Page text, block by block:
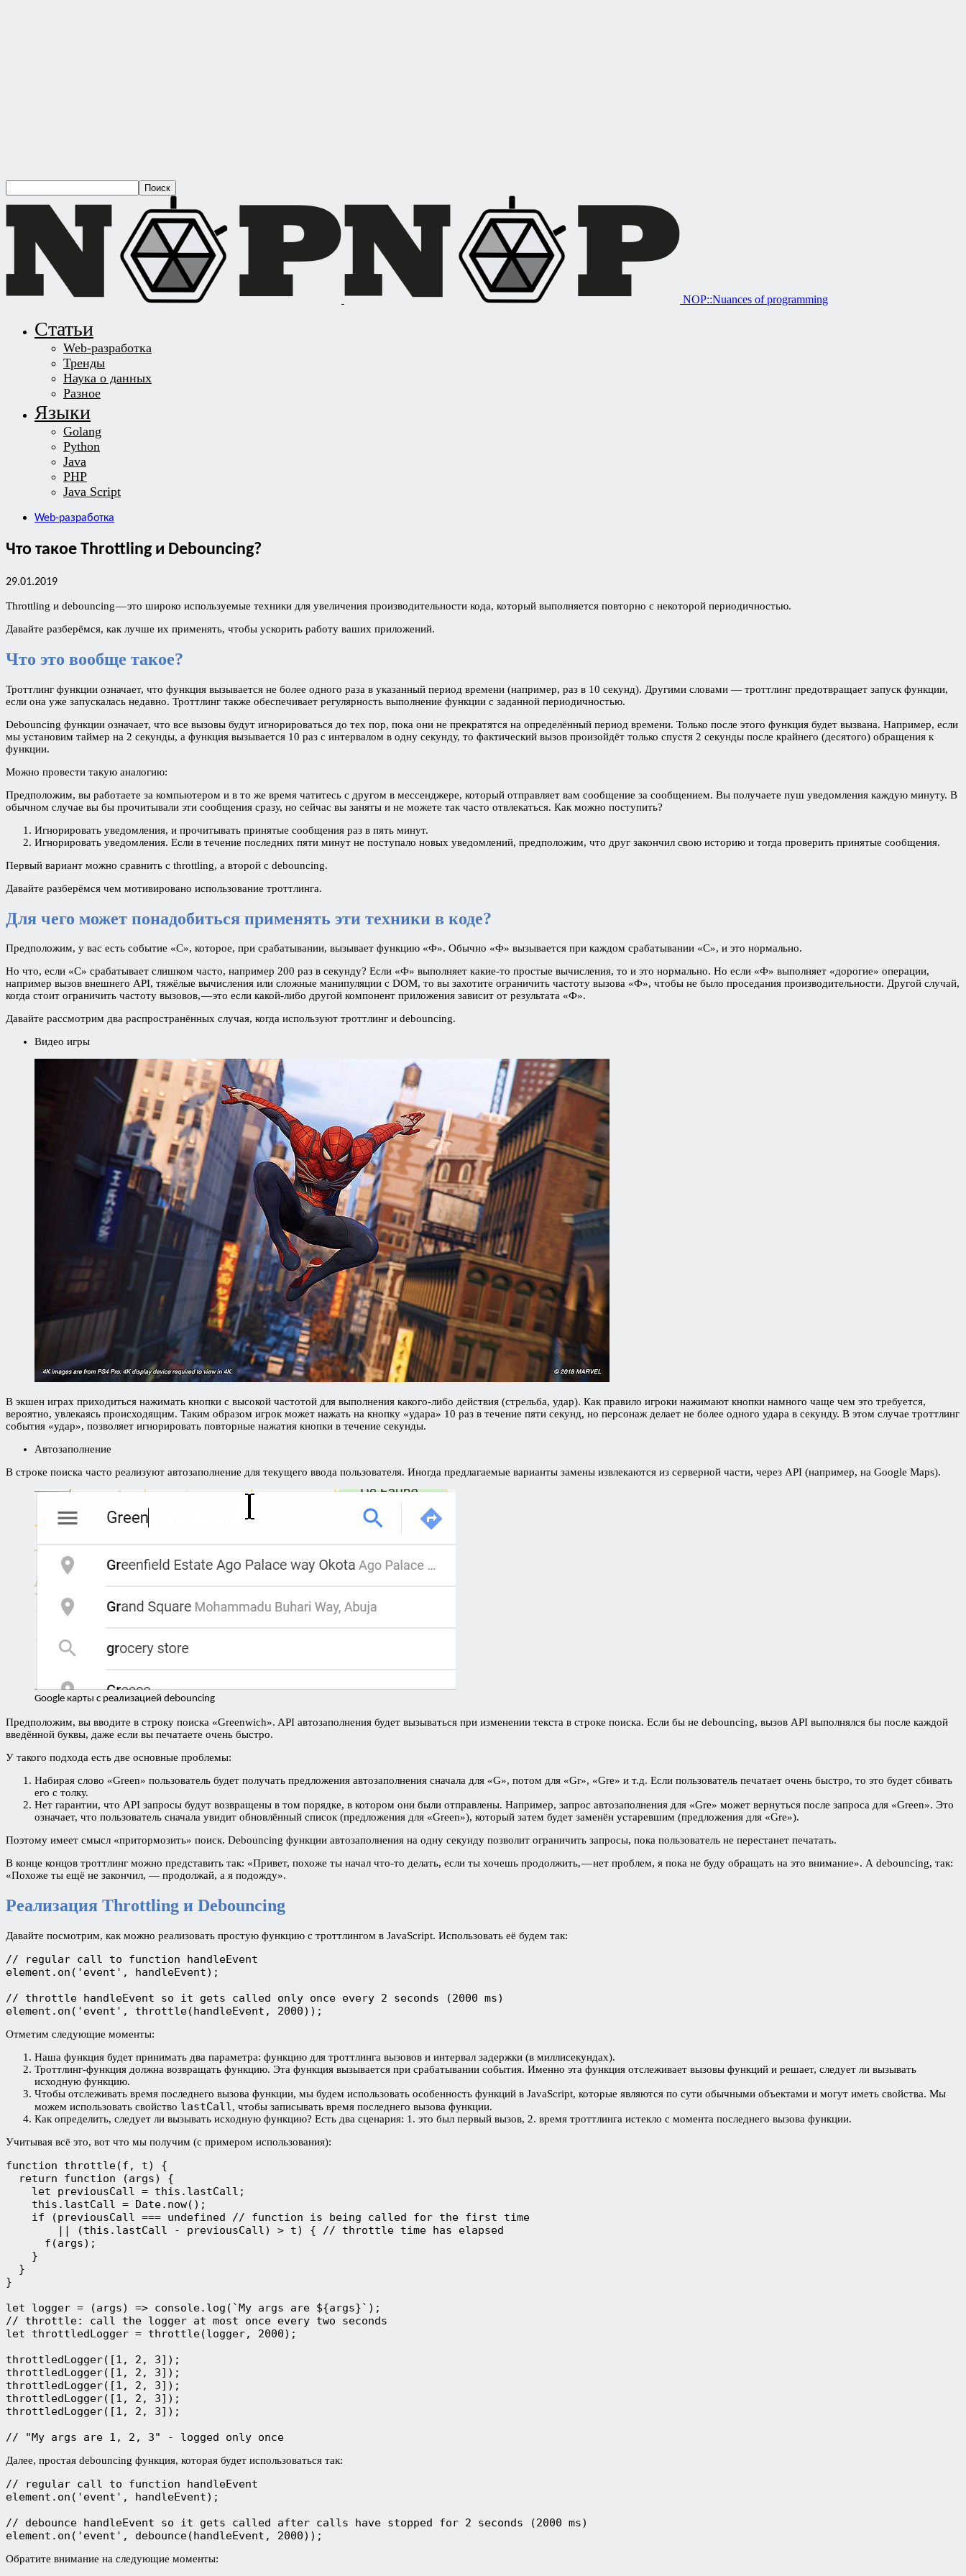
NOP::Nuances of programming
Статьи
Web-разработка
Тренды
Наука о данных
Разное
Языки
Golang
Python
Java
PHP
Java Script
Web-разработка
Что такое Throttling и Debouncing?
29.01.2019
Throttling и debouncing — это широко используемые техники для увеличения производительности кода, который выполняется повторно с некоторой периодичностью.
Давайте разберёмся, как лучше их применять, чтобы ускорить работу ваших приложений.
Что это вообще такое?
Троттлинг функции означает, что функция вызывается не более одного раза в указанный период времени (например, раз в 10 секунд). Другими словами ― троттлинг предотвращает запуск функции,
если она уже запускалась недавно. Троттлинг также обеспечивает регулярность выполнение функции с заданной периодичностью.
Debouncing функции означает, что все вызовы будут игнорироваться до тех пор, пока они не прекратятся на определённый период времени. Только после этого функция будет вызвана. Например, если
мы установим таймер на 2 секунды, а функция вызывается 10 раз с интервалом в одну секунду, то фактический вызов произойдёт только спустя 2 секунды после крайнего (десятого) обращения к
функции.
Можно провести такую аналогию:
Предположим, вы работаете за компьютером и в то же время чатитесь с другом в мессенджере, который отправляет вам сообщение за сообщением. Вы получаете пуш уведомления каждую минуту. В
обычном случае вы бы прочитывали эти сообщения сразу, но сейчас вы заняты и не можете так часто отвлекаться. Как можно поступить?
Игнорировать уведомления, и прочитывать принятые сообщения раз в пять минут.
Игнорировать уведомления. Если в течение последних пяти минут не поступало новых уведомлений, предположим, что друг закончил свою историю и тогда проверить принятые сообщения.
Первый вариант можно сравнить с throttling, а второй с debouncing.
Давайте разберёмся чем мотивировано использование троттлинга.
Для чего может понадобиться применять эти техники в коде?
Предположим, у вас есть событие «С», которое, при срабатывании, вызывает функцию «Ф». Обычно «Ф» вызывается при каждом срабатывании «С», и это нормально.
Но что, если «С» срабатывает слишком часто, например 200 раз в секунду? Если «Ф» выполняет какие-то простые вычисления, то и это нормально. Но если «Ф» выполняет «дорогие» операции,
например вызов внешнего API, тяжёлые вычисления или сложные манипуляции с DOM, то вы захотите ограничить частоту вызова «Ф», чтобы не было проседания производительности. Другой случай,
когда стоит ограничить частоту вызовов, — это если какой-либо другой компонент приложения зависит от результата «Ф».
Давайте рассмотрим два распространённых случая, когда используют троттлинг и debouncing.
Видео игры
В экшен играх приходиться нажимать кнопки с высокой частотой для выполнения какого-либо действия (стрельба, удар). Как правило игроки нажимают кнопки намного чаще чем это требуется,
вероятно, увлекаясь происходящим. Таким образом игрок может нажать на кнопку «удара» 10 раз в течение пяти секунд, но персонаж делает не более одного удара в секунду. В этом случае троттлинг
события «удар», позволяет игнорировать повторные нажатия кнопки в течение секунды.
Автозаполнение
В строке поиска часто реализуют автозаполнение для текущего ввода пользователя. Иногда предлагаемые варианты замены извлекаются из серверной части, через API (например, на Google Maps).
Google карты с реализацией debouncing
Предположим, вы вводите в строку поиска «Greenwich». API автозаполнения будет вызываться при изменении текста в строке поиска. Если бы не debouncing, вызов API выполнялся бы после каждой
введённой буквы, даже если вы печатаете очень быстро.
У такого подхода есть две основные проблемы:
Набирая слово «Green» пользователь будет получать предложения автозаполнения сначала для «G», потом для «Gr», «Gre» и т.д. Если пользователь печатает очень быстро, то это будет сбивать
его с толку.
Нет гарантии, что API запросы будут возвращены в том порядке, в котором они были отправлены. Например, запрос автозаполнения для «Gre» может вернуться после запроса для «Green». Это
означает, что пользователь сначала увидит обновлённый список (предложения для «Green»), который затем будет заменён устаревшим (предложения для «Gre»).
Поэтому имеет смысл «притормозить» поиск. Debouncing функции автозаполнения на одну секунду позволит ограничить запросы, пока пользователь не перестанет печатать.
В конце концов троттлинг можно представить так: «Привет, похоже ты начал что-то делать, если ты хочешь продолжить, — нет проблем, я пока не буду обращать на это внимание». А debouncing, так:
«Похоже ты ещё не закончил, ― продолжай, а я подожду».
Реализация Throttling и Debouncing
Давайте посмотрим, как можно реализовать простую функцию с троттлингом в JavaScript. Использовать её будем так:
// regular call to function handleEvent
element.on('event', handleEvent);
// throttle handleEvent so it gets called only once every 2 seconds (2000 ms)
element.on('event', throttle(handleEvent, 2000));
Отметим следующие моменты:
Наша функция будет принимать два параметра: функцию для троттлинга вызовов и интервал задержки (в миллисекундах).
Троттлинг-функция должна возвращать функцию. Эта функция вызывается при срабатывании события. Именно эта функция отслеживает вызовы функций и решает, следует ли вызывать
исходную функцию.
Чтобы отслеживать время последнего вызова функции, мы будем использовать особенность функций в JavaScript, которые являются по сути обычными объектами и могут иметь свойства. Мы
можем использовать свойство lastCall, чтобы записывать время последнего вызова функции.
Как определить, следует ли вызывать исходную функцию? Есть два сценария: 1. это был первый вызов, 2. время троттлинга истекло с момента последнего вызова функции.
Учитывая всё это, вот что мы получим (с примером использования):
function throttle(f, t) {
  return function (args) {
    let previousCall = this.lastCall;
    this.lastCall = Date.now();
    if (previousCall === undefined // function is being called for the first time
        || (this.lastCall - previousCall) > t) { // throttle time has elapsed
      f(args);
    }
  }
}
let logger = (args) => console.log(`My args are ${args}`);
// throttle: call the logger at most once every two seconds
let throttledLogger = throttle(logger, 2000);
throttledLogger([1, 2, 3]);
throttledLogger([1, 2, 3]);
throttledLogger([1, 2, 3]);
throttledLogger([1, 2, 3]);
throttledLogger([1, 2, 3]);
// "My args are 1, 2, 3" - logged only once
Далее, простая debouncing функция, которая будет использоваться так:
// regular call to function handleEvent
element.on('event', handleEvent);
// debounce handleEvent so it gets called after calls have stopped for 2 seconds (2000 ms)
element.on('event', debounce(handleEvent, 2000));
Обратите внимание на следующие моменты: